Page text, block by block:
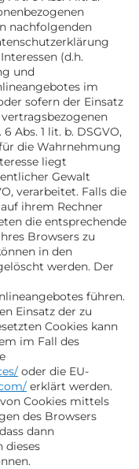
nachfolgenden
(d.h.
und
im
sofern der Einsatz
Abs. 1 lit. b. DSGVO,
die Wahrnehmung
liegt
Gewalt
verarbeitet. Falls die
ihrem Rechner
die entsprechende
Browsers zu
in den
werden. Der
führen.
Einsatz der zu
Cookies kann
im Fall des
oder die EU-
erklärt werden.
Cookies mittels
des Browsers
dann
dieses